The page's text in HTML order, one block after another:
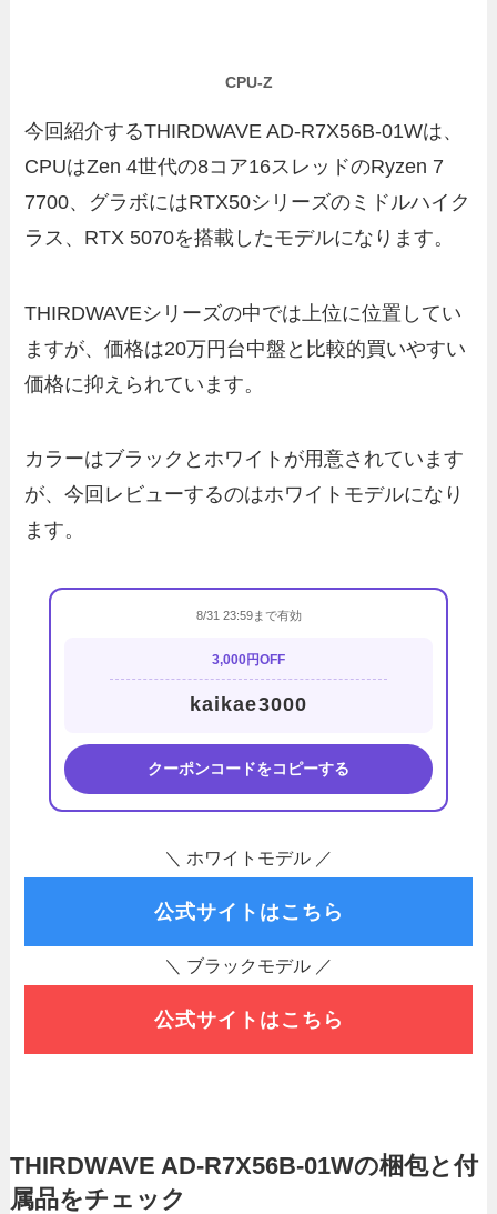
CPU-Z
今回紹介するTHIRDWAVE AD-R7X56B-01Wは、
CPUはZen 4世代の8コア16スレッドのRyzen 7
7700、グラボにはRTX50シリーズのミドルハイク
ラス、RTX 5070を搭載したモデルになります。
THIRDWAVEシリーズの中では上位に位置してい
ますが、価格は20万円台中盤と比較的買いやすい
価格に抑えられています。
カラーはブラックとホワイトが用意されています
が、今回レビューするのはホワイトモデルになり
ます。
8/31 23:59まで有効
3,000円OFF
kaikae3000
クーポンコードをコピーする
＼ ホワイトモデル ／
公式サイトはこちら
＼ ブラックモデル ／
公式サイトはこちら
THIRDWAVE AD-R7X56B-01Wの梱包と付
属品をチェック